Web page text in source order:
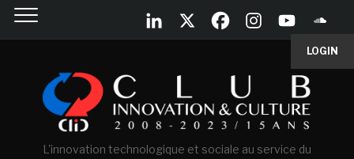
LOGIN
L'innovation technologique et sociale au service du